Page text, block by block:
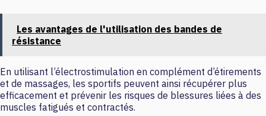
Les avantages de l'utilisation des bandes de
résistance
En utilisant l’électrostimulation en complément d’étirements
et de massages, les sportifs peuvent ainsi récupérer plus
efficacement et prévenir les risques de blessures liées à des
muscles fatigués et contractés.